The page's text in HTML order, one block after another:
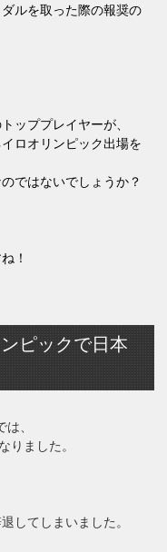
ルを取った際の報奨の
ッププレイヤーが、
ロオリンピック出場を
ではないでしょうか？
！
ピックで日本
、
りました。
してしまいました。